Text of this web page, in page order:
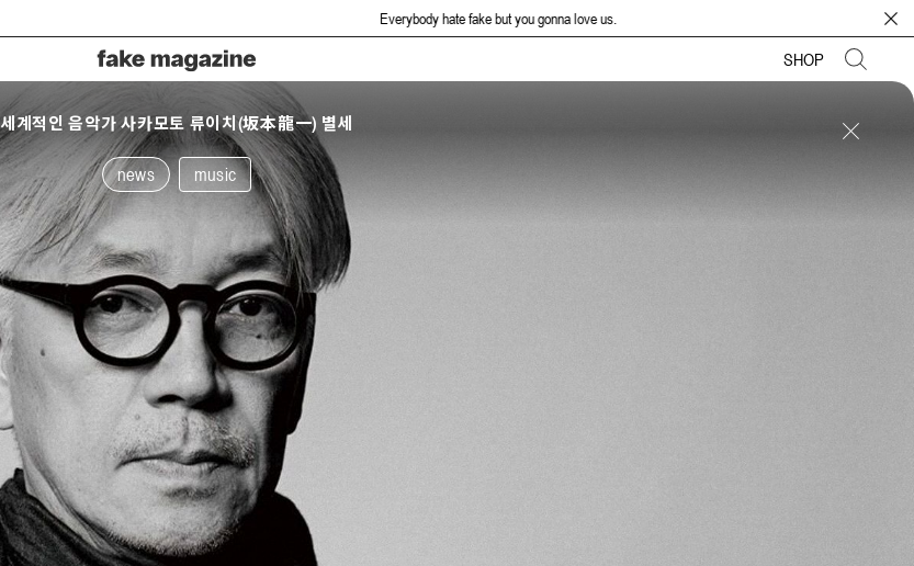
Everybody hate fake but you gonna love us.
SHOP
세계적인 음악가 사카모토 류이치(坂本龍一) 별세
news music